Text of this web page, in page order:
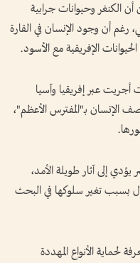
أن الكنغر وحيوانات جرابية
أن وجود الإنسان في القارة
الإفريقية مع الأسود.
عبر إفريقيا وآسيا
الإنسان بـ"المفترس الأعظم"،
إلى آثار طويلة الأمد،
بسبب تغير سلوكها في البحث
لحماية الأنواع المهددة